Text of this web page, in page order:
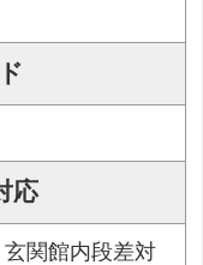
応
関館内段差対